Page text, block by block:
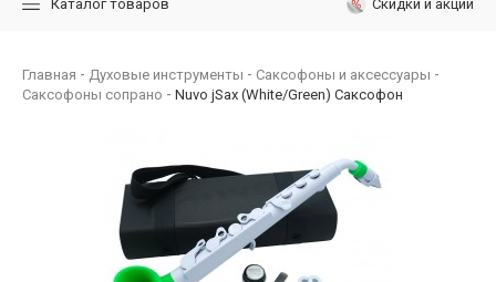
Каталог товаров Скидки и акции
Главная Духовые инструменты
Саксофоны и аксессуары
Саксофоны сопрано
Nuvo jSax (White/Green) Саксофон